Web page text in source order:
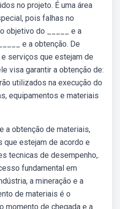
no projeto. É uma área
pois falhas no
objetivo do _____ e a
e a obtenção. De
serviços que estejam de
visa garantir a obtenção de:
utilizados na execução do
equipamentos e materiais
a obtenção de materiais,
estejam de acordo e
tecnicas de desempenho,.
fundamental em
a mineração e a
de materiais é o
momento de chegada e a